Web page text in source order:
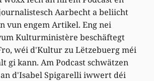
Aarbecht a beliicht
vun engem Artikel. Eng nei
Kulturministère beschäftegt
wéi d'Kultur zu Lëtzebuerg méi
gi kann. Am Podcast schwätzen
an d'Isabel Spigarelli iwwert déi